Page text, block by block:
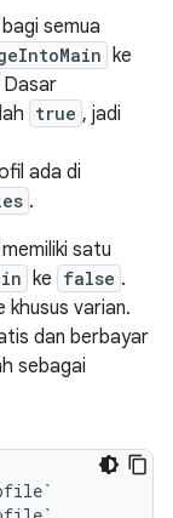
semua
ke
true , jadi
ada di
.
satu
ke false .
khusus varian.
dan berbayar
sebagai